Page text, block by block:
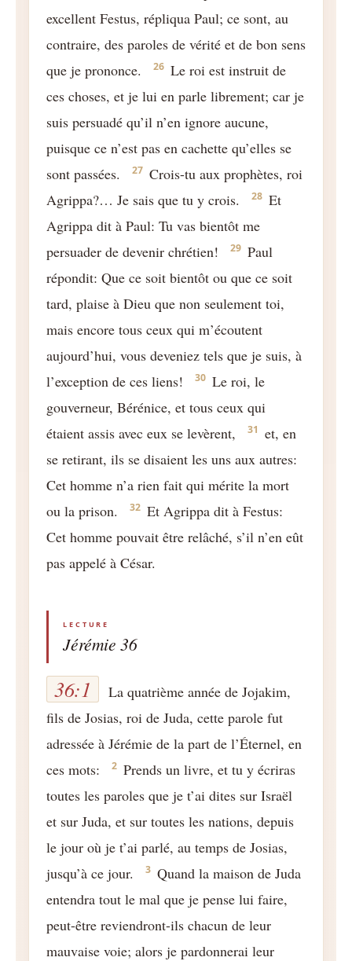
excellent Festus, répliqua Paul; ce sont, au
contraire, des paroles de vérité et de bon sens
que je prononce.
26 Le roi est instruit de
ces choses, et je lui en parle librement; car je
suis persuadé qu’il n’en ignore aucune,
puisque ce n’est pas en cachette qu’elles se
sont passées.
27 Crois-tu aux prophètes, roi
Agrippa?… Je sais que tu y crois.
28 Et
Agrippa dit à Paul: Tu vas bientôt me
persuader de devenir chrétien!
29 Paul
répondit: Que ce soit bientôt ou que ce soit
tard, plaise à Dieu que non seulement toi,
mais encore tous ceux qui m’écoutent
aujourd’hui, vous deveniez tels que je suis, à
l’exception de ces liens!
30 Le roi, le
gouverneur, Bérénice, et tous ceux qui
étaient assis avec eux se levèrent,
31 et, en
se retirant, ils se disaient les uns aux autres:
Cet homme n’a rien fait qui mérite la mort
ou la prison.
32 Et Agrippa dit à Festus:
Cet homme pouvait être relâché, s’il n’en eût
pas appelé à César.
Jérémie 36
36:1
La quatrième année de Jojakim,
fils de Josias, roi de Juda, cette parole fut
adressée à Jérémie de la part de l’Éternel, en
ces mots:
2 Prends un livre, et tu y écriras
toutes les paroles que je t’ai dites sur Israël
et sur Juda, et sur toutes les nations, depuis
le jour où je t’ai parlé, au temps de Josias,
jusqu’à ce jour.
3 Quand la maison de Juda
entendra tout le mal que je pense lui faire,
peut-être reviendront-ils chacun de leur
mauvaise voie; alors je pardonnerai leur